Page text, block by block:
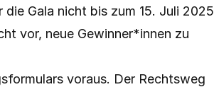
Gala nicht bis zum 15. Juli 2025
vor, neue Gewinner*innen zu
voraus. Der Rechtsweg